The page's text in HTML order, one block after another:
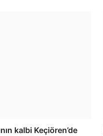
yolları
kalbi Keçiören’de